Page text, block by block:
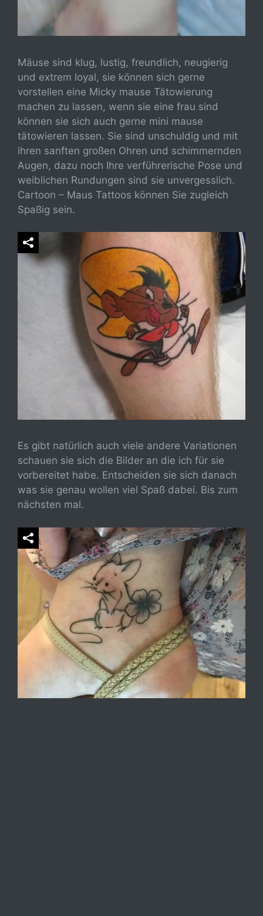
Mäuse sind klug, lustig, freundlich, neugierig
und extrem loyal, sie können sich gerne
vorstellen eine Micky mause Tätowierung
machen zu lassen, wenn sie eine frau sind
können sie sich auch gerne mini mause
tätowieren lassen. Sie sind unschuldig und mit
ihren sanften großen Ohren und schimmernden
Augen, dazu noch Ihre verführerische Pose und
weiblichen Rundungen sind sie unvergesslich.
Cartoon – Maus Tattoos können Sie zugleich
Spaßig sein.
Es gibt natürlich auch viele andere Variationen
schauen sie sich die Bilder an die ich für sie
vorbereitet habe. Entscheiden sie sich danach
was sie genau wollen viel Spaß dabei. Bis zum
nächsten mal.